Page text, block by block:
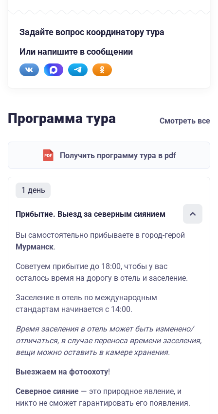
Задайте вопрос координатору тура
Или напишите в сообщении
Программа тура Смотреть все
Получить программу тура в pdf
1 день
Прибытие. Выезд за северным сиянием
Вы самостоятельно прибываете в город-герой
Мурманск.
Советуем прибытие до 18:00, чтобы у вас
осталось время на дорогу в отель и заселение.
Заселение в отель по международным
стандартам начинается с 14:00.
Время заселения в отель может быть изменено/
отличаться, в случае переноса времени заселения,
вещи можно оставить в камере хранения.
Выезжаем на фотоохоту!
Северное сияние — это природное явление, и
никто не сможет гарантировать его появления.